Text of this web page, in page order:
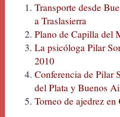
Transporte desde
a Traslasierra
Plano de Capilla del
La psicóloga Pilar
2010
Conferencia de Pilar
del Plata y Buenos
Torneo de ajedrez